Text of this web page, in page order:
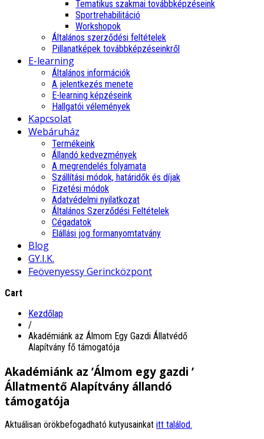
Tematikus szakmai továbbképzéseink
Sportrehabilitáció
Workshopok
Általános szerződési feltételek
Pillanatképek továbbképzéseinkről
E-learning
Általános információk
A jelentkezés menete
E-learning képzéseink
Hallgatói vélemények
Kapcsolat
Webáruház
Termékeink
Állandó kedvezmények
A megrendelés folyamata
Szállítási módok, határidők és díjak
Fizetési módok
Adatvédelmi nyilatkozat
Általános Szerződési Feltételek
Cégadatok
Elállási jog formanyomtatvány
Blog
GY.I.K.
Feövenyessy Gerincközpont
Cart
Kezdőlap
/
Akadémiánk az Álmom Egy Gazdi Állatvédő
Alapítvány fő támogatója
Akadémiánk az ’Álmom egy gazdi ’
Állatmentő Alapítvány állandó
támogatója
Aktuálisan örökbefogadható kutyusainkat itt találod.